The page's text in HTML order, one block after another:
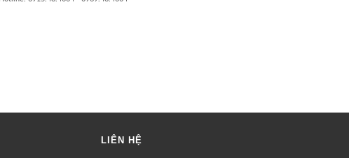
LIÊN HỆ